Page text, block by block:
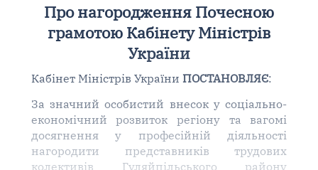
Про нагородження Почесною
грамотою Кабінету Міністрів
України
Кабінет Міністрів України ПОСТАНОВЛЯЄ:
За значний особистий внесок у соціально-
економічний розвиток регіону та вагомі
досягнення у професійній діяльності
нагородити представників трудових
колективів Гуляйпільського району